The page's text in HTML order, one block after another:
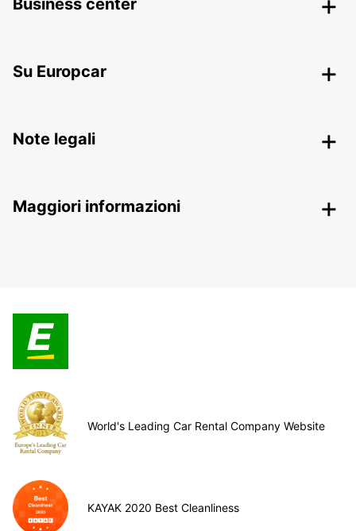
Business center
Su Europcar
Note legali
Maggiori informazioni
World's Leading Car Rental Company Website
KAYAK 2020 Best Cleanliness